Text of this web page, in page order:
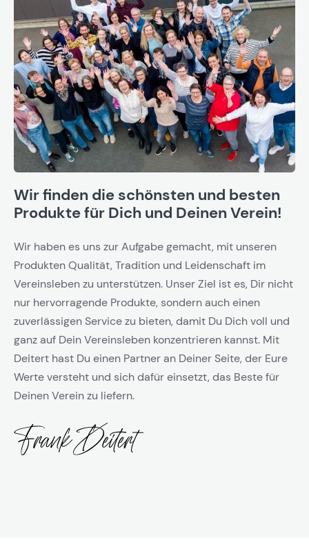
Wir finden die schönsten und besten
Produkte für Dich und Deinen Verein!
Wir haben es uns zur Aufgabe gemacht, mit unseren
Produkten Qualität, Tradition und Leidenschaft im
Vereinsleben zu unterstützen. Unser Ziel ist es, Dir nicht
nur hervorragende Produkte, sondern auch einen
zuverlässigen Service zu bieten, damit Du Dich voll und
ganz auf Dein Vereinsleben konzentrieren kannst. Mit
Deitert hast Du einen Partner an Deiner Seite, der Eure
Werte versteht und sich dafür einsetzt, das Beste für
Deinen Verein zu liefern.